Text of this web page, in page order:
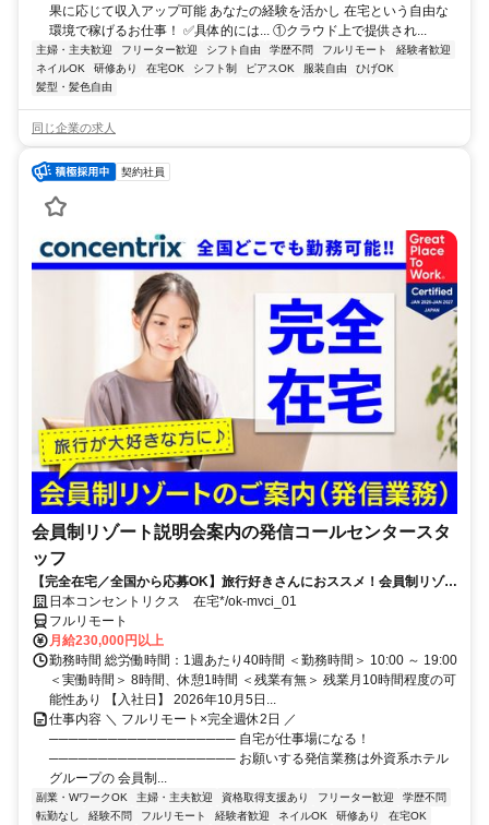
果に応じて収入アップ可能 あなたの経験を活かし 在宅という自由な
環境で稼げるお仕事！ ✅具体的には... ①クラウド上で提供され...
主婦・主夫歓迎 フリーター歓迎 シフト自由 学歴不問 フルリモート
経験者歓迎
ネイルOK
研修あり 在宅OK シフト制 ピアスOK 服装自由
ひげOK
髪型・髪色自由
同じ企業の求人
契約社員
会員制リゾート説明会案内の発信コールセンタースタ
ッフ
【完全在宅／全国から応募OK】旅行好きさんにおススメ！会員制リゾー
トのご案内×テレワーク・リモートワーク◎月収34万円以上も可能！
日本コンセントリクス 在宅*/ok-mvci_01
フルリモート
月給230,000円以上
勤務時間 総労働時間：1週あたり40時間 ＜勤務時間＞ 10:00 ～ 19:00
＜実働時間＞ 8時間、休憩1時間 ＜残業有無＞ 残業月10時間程度の可
能性あり 【入社日】 2026年10月5日...
仕事内容 ＼ フルリモート×完全週休2日 ／
─────────────────── 自宅が仕事場になる！
─────────────────── お願いする発信業務は外資系ホテル
グループの 会員制...
副業・WワークOK 主婦・主夫歓迎 資格取得支援あり フリーター歓迎
学歴不問
転勤なし
経験不問 フルリモート 経験者歓迎 ネイルOK 研修あり 在宅OK